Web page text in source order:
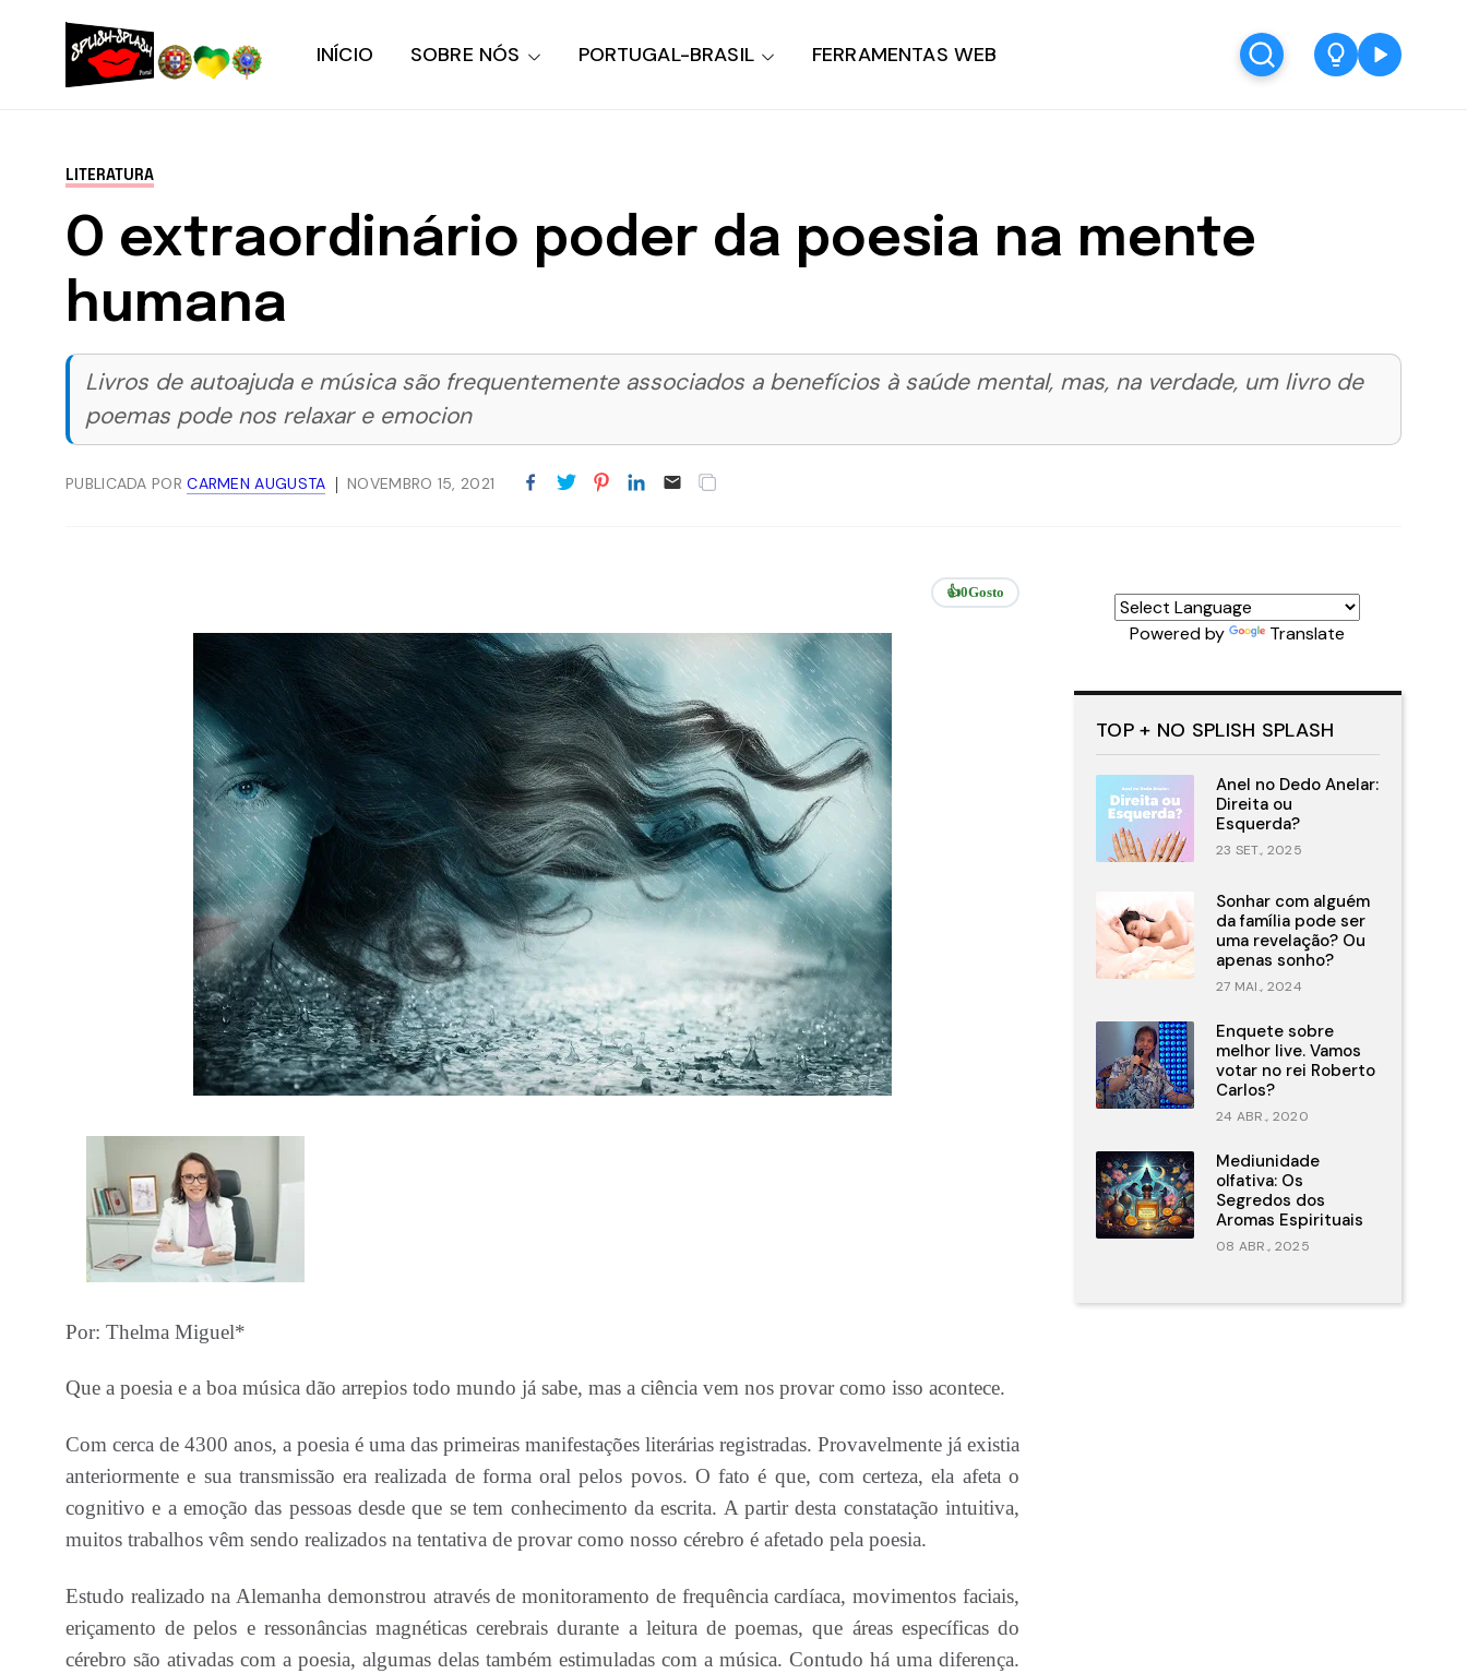
INÍCIO SOBRE NÓS PORTUGAL-BRASIL FERRAMENTAS WEB
LITERATURA
O extraordinário poder da poesia na mente
humana
Livros de autoajuda e música são frequentemente associados a benefícios à saúde mental, mas, na verdade, um livro de
poemas pode nos relaxar e emocion
PUBLICADA PORCARMEN AUGUSTA NOVEMBRO 15, 2021
👍0Gosto
Por: Thelma Miguel*
Que a poesia e a boa música dão arrepios todo mundo já sabe, mas a ciência vem nos provar como isso acontece.
Com cerca de 4300 anos, a poesia é uma das primeiras manifestações literárias registradas. Provavelmente já existia
anteriormente e sua transmissão era realizada de forma oral pelos povos. O fato é que, com certeza, ela afeta o
cognitivo e a emoção das pessoas desde que se tem conhecimento da escrita. A partir desta constatação intuitiva,
muitos trabalhos vêm sendo realizados na tentativa de provar como nosso cérebro é afetado pela poesia.
Estudo realizado na Alemanha demonstrou através de monitoramento de frequência cardíaca, movimentos faciais,
eriçamento de pelos e ressonâncias magnéticas cerebrais durante a leitura de poemas, que áreas específicas do
cérebro são ativadas com a poesia, algumas delas também estimuladas com a música. Contudo há uma diferença.
Powered by Translate
TOP + NO SPLISH SPLASH
Anel no Dedo Anelar:
Direita ou
Esquerda?
23 SET., 2025
Sonhar com alguém
da família pode ser
uma revelação? Ou
apenas sonho?
27 MAI., 2024
Enquete sobre
melhor live. Vamos
votar no rei Roberto
Carlos?
24 ABR., 2020
Mediunidade
olfativa: Os
Segredos dos
Aromas Espirituais
08 ABR., 2025